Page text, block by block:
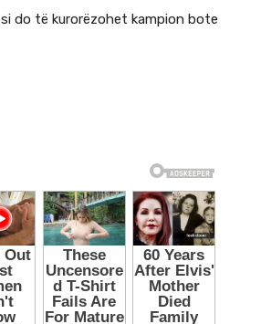
do të kurorëzohet kampion bote